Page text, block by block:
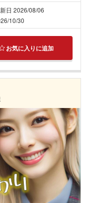
日 2026/08/06
10/30
お気に入りに追加